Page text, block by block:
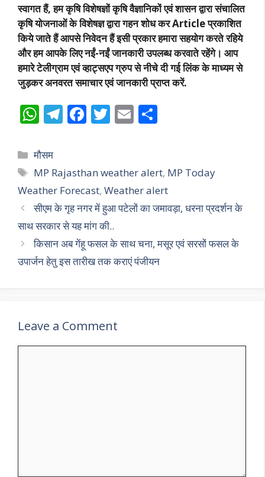
स्वागत हैं, हम कृषि विशेषज्ञों कृषि वैज्ञानिकों एवं शासन द्वारा संचालित
कृषि योजनाओं के विशेषज्ञ द्वारा गहन शोध कर Article प्रकाशित
किये जाते हैं आपसे निवेदन हैं इसी प्रकार हमारा सहयोग करते रहिये
और हम आपके लिए नईं-नईं जानकारी उपलब्ध करवाते रहेंगे। आप
हमारे टेलीग्राम एवं व्हाट्सएप ग्रुप से नीचे दी गई लिंक के माध्यम से
जुड़कर अनवरत समाचार एवं जानकारी प्राप्त करें.
W
at
s
A
p
p
T
gr
a
m
F
b
o
o
k
T
er
E
l e
Categories
मौसम
Tags
MP Rajasthan weather alert, MP Today
Weather Forecast, Weather alert
सीएम के गृह नगर में हुआ पटेलों का जमावड़ा, धरना प्रदर्शन के
साथ सरकार से यह मांग की..
किसान अब गेंहू फसल के साथ चना, मसूर एवं सरसों फसल के
उपार्जन हेतु इस तारीख तक कराएं पंजीयन
Leave a Comment